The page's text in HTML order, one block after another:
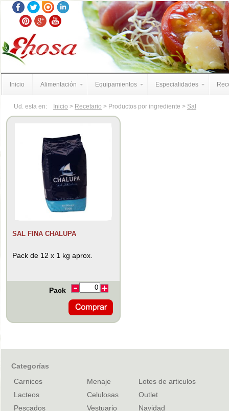
Inicio Alimentación Equipamientos Especialidades
Ud. esta en: Inicio > Recetario > Productos por ingrediente > Sal
SAL FINA CHALUPA
Pack de 12 x 1 kg aprox.
Pack
Categorías
Carnicos
Lacteos
Pescados
Menaje
Celulosas
Vestuario
Lotes de articulos
Outlet
Navidad